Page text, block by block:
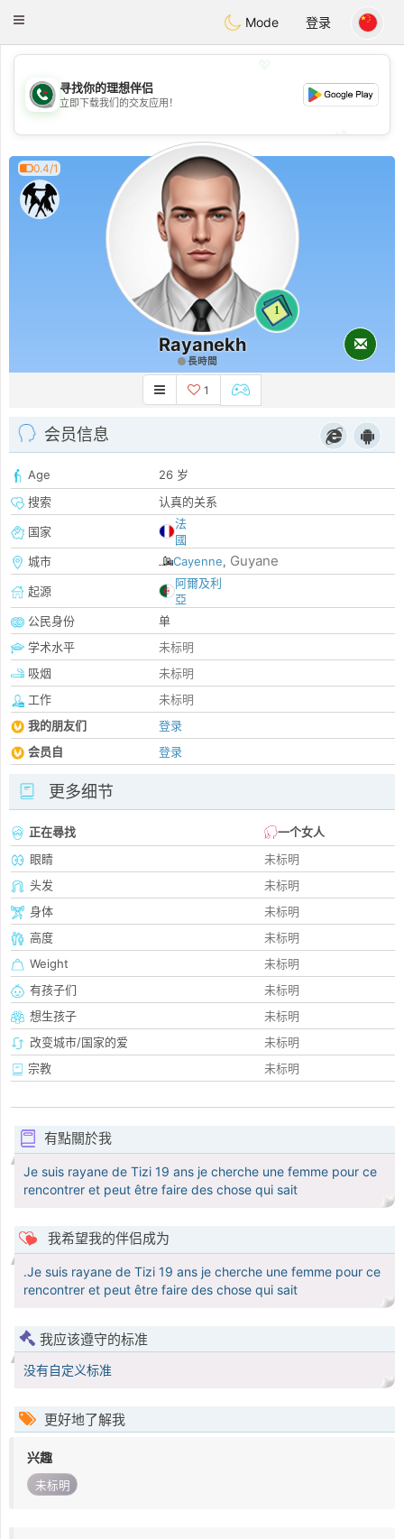
Weshrak
Toggle
Mode 登录
💖
💕
💕
寻找你的理想伴侣
立即下载我们的交友应用！
0.4/1
1
Rayanekh
長時間
1
会员信息
Age
26 岁
搜索
认真的关系
国家
法
國
城市
Cayenne, Guyane
起源
阿爾及利
亞
公民身份
单
学术水平
未标明
吸烟
未标明
工作
未标明
我的朋友们
登录
会员自
登录
更多细节
正在尋找
一个女人
眼睛
未标明
头发
未标明
身体
未标明
高度
未标明
Weight
未标明
有孩子们
未标明
想生孩子
未标明
改变城市/国家的爱
未标明
宗教
未标明
有點關於我
Je suis rayane de Tizi 19 ans je cherche une femme pour ce
rencontrer et peut être faire des chose qui sait
我希望我的伴侣成为
.Je suis rayane de Tizi 19 ans je cherche une femme pour ce
rencontrer et peut être faire des chose qui sait
我应该遵守的标准
没有自定义标准
更好地了解我
兴趣
未标明